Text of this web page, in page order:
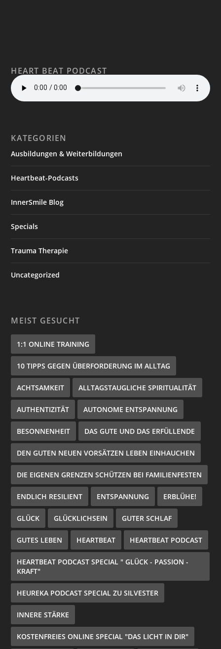
HEART BEAT PODCAST
KATEGORIEN
Ausbildungen & Weiterbildungen
Heartbeat-Podcasts
InnerSmile Blog
Specials
Trauma Therapie
Uncategorized
MEIST GESUCHT
1:1 ONLINE TRAINING
10 TIPPS GEGEN ÜBERFORDERUNG IM ALLTAG
ACHTSAMKEIT ALLTAGSTAUGLICHE SPIRITUALITÄT
AUTHENTIZITÄT AUTONOME ENTSPANNUNG
BESONNENHEIT DAS GUTE UND DAS ERFÜLLENDE
DEN GUTEN NEUEN VORSÄTZEN LEBEN EINHAUCHEN
DIE EIGENEN GRENZEN SCHÜTZEN BEI FAMILIENFESTEN
ENDLICH RESILIENT ENTSPANNUNG ERBLÜHE!
GLÜCK GLÜCKLICHSEIN GUTER SCHLAF
GUTES LEBEN HEARTBEAT HEARTBEAT PODCAST
HEARTBEAT PODCAST SPECIAL " GLÜCK - PASSION -
KRAFT"
HEUREKA PODCAST SPECIAL ZU SILVESTER
INNERE STÄRKE
KOSTENFREIES ONLINE SPECIAL "DAS LICHT IN DIR"